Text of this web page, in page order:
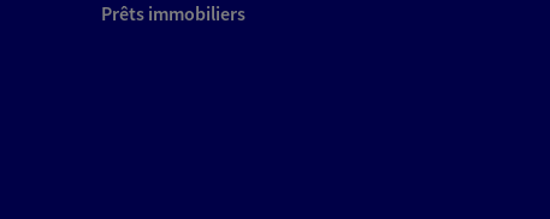
Prêts immobiliers